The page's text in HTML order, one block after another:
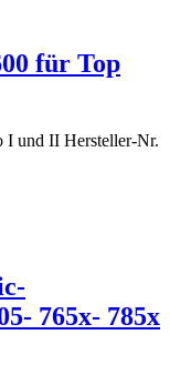
für Top
I und II Hersteller-Nr.
765x- 785x